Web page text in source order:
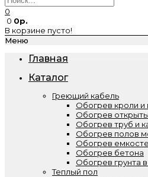
0
0 0р.
В корзине пусто!
Меню
Главная
Каталог
Греющий кабель
Обогрев кроли и
Обогрев
Обогрев труб и
Обогрев полов
Обогрев
Обогрев бетона
Обогрев грунта
Теплый пол